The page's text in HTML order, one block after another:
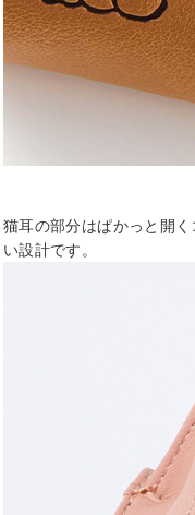
猫耳の部分はぱかっと開
い設計です。